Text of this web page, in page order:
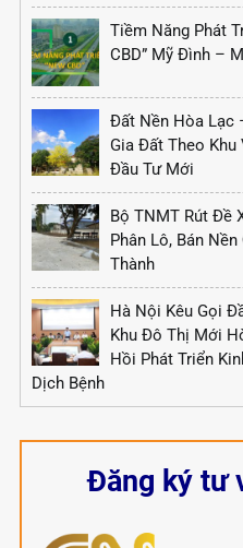
Tiềm Năng Phát
CBD” Mỹ Đình –
Đất Nền Hòa Lạc
Gia Đất Theo Khu
Đầu Tư Mới
Bộ TNMT Rút Đề
Phân Lô, Bán Nền
Thành
Hà Nội Kêu Gọi
Khu Đô Thị Mới
Hồi Phát Triển
Dịch Bệnh
Đăng ký tư